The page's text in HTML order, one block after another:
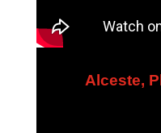
Alceste,